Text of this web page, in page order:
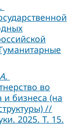
во
и бизнеса (на
//
2025. Т. 15.